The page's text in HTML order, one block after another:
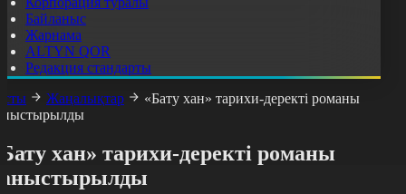
Байланыс
Жарнама
ALTYN QOR
Редакция стандарты
Жаңалықтар
«Бату хан» тарихи-деректі романы
хан» тарихи-деректі романы